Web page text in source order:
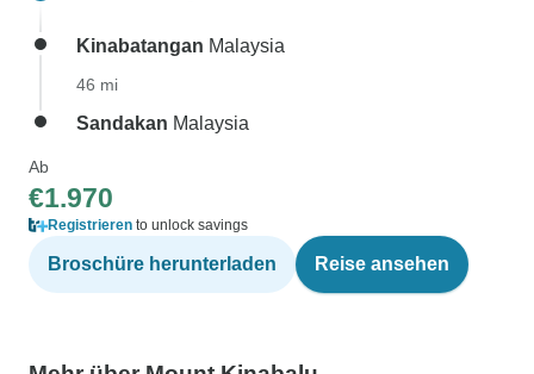
Kinabatangan Malaysia
46 mi
Sandakan Malaysia
Ab
€1.970
Registrieren to unlock savings
Broschüre herunterladen Reise ansehen